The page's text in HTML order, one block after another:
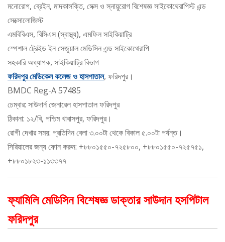
মনোরোগ, ব্রেইন, মাদকাসক্তি, সেক্স ও স্নায়ুরোগ বিশেষজ্ঞ সাইকোথেরাপিস্ট এন্ড
সেক্সোলোজিস্ট
এমবিবিএস, বিসিএস (স্বাস্থ্য), এমফিল সাইকিয়াট্রি
স্পেশাল ট্রেইড ইন সেজুয়াল মেডিসিন এন্ড সাইকোথেরাপি
সহকারি অধ্যাপক, সাইকিয়াট্রি বিভাগ
ফরিদপুর মেডিকেল কলেজ ও হাসপাতাল, ফরিদপুর।
BMDC Reg-A 57485
চেম্বার: সাউদার্ন জেনারেল হাসপাতাল ফরিদপুর
ঠিকানা: ১২/বি, পশ্চিম খাবাসপুর, ফরিদপুর।
রোগী দেখার সময়: প্রতিদিন বেলা ৩.০০টা থেকে বিকাল ৫.০০টা পর্যন্ত।
সিরিয়ালের জন্য ফোন করুন: +৮৮০১৫৫০-৭২৫৮০০, +৮৮০১৫৫০-৭২৫৭৫১,
+৮৮০১৮২৩-১১৩৩৭৭
ফ্যামিলি মেডিসিন বিশেষজ্ঞ ডাক্তার সাউদান হসপিটাল
ফরিদপুর